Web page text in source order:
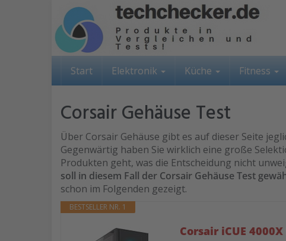
Start
Elektronik Küche Fitness
Corsair Gehäuse Test
Über Corsair Gehäuse gibt es auf dieser Seite
Gegenwärtig haben Sie wirklich eine große
Produkten geht, was die Entscheidung nicht
soll in diesem Fall der Corsair Gehäuse Test
schon im Folgenden gezeigt.
BESTSELLER NR. 1
Corsair iCUE